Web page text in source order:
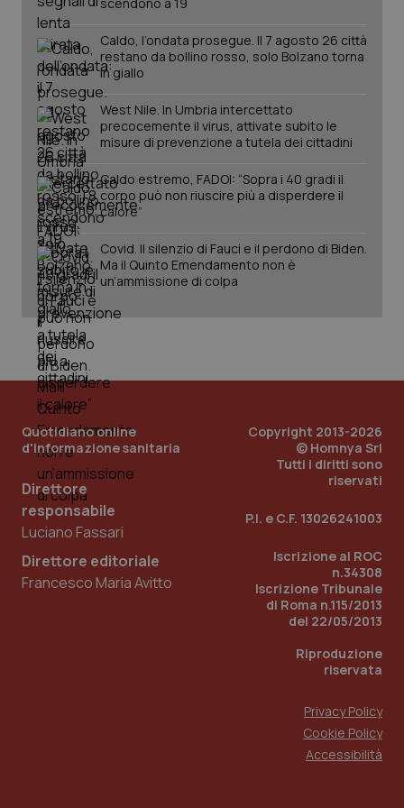
Salute orale & impianti
Sangue & coagulazione
Tiroide
Tumore al seno
Tumore ovarico
Tumori del Polmone & Testa Collo
Tumori gastrointestinali
Ulcera & Reflusso
Vaccini
Caldo, l’ondata prosegue. Il 7 agosto 26 città
restano da bollino rosso, solo Bolzano torna
in giallo
West Nile. In Umbria intercettato
precocemente il virus, attivate subito le
misure di prevenzione a tutela dei cittadini
Caldo estremo, FADOI: “Sopra i 40 gradi il
corpo può non riuscire più a disperdere il
calore”
Covid. Il silenzio di Fauci e il perdono di Biden.
Ma il Quinto Emendamento non è
un’ammissione di colpa
Quotidiano online
d'informazione sanitaria
Direttore
responsabile
Luciano Fassari
Direttore editoriale
Francesco Maria Avitto
Copyright 2013-2026
© Homnya Srl
Tutti i diritti sono
riservati
P.I. e C.F. 13026241003
Iscrizione al ROC
n.34308
Iscrizione Tribunale
di Roma n.115/2013
del 22/05/2013
Riproduzione
riservata
Privacy Policy
Cookie Policy
Accessibilità
CookieScriptConsent
tracking-sites-ironfish-
tracking-enable
www.quotidianosanita.it
4
tracking-sites-ironfish-
session-id
www.quotidianosanita.it
_ga
Google LLC
.quotidianosanita.it
1
mese